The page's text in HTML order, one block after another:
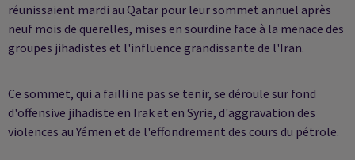
réunissaient mardi au Qatar pour leur sommet annuel après
neuf mois de querelles, mises en sourdine face à la menace des
groupes jihadistes et l'influence grandissante de l'Iran.
Ce sommet, qui a failli ne pas se tenir, se déroule sur fond
d'offensive jihadiste en Irak et en Syrie, d'aggravation des
violences au Yémen et de l'effondrement des cours du pétrole.